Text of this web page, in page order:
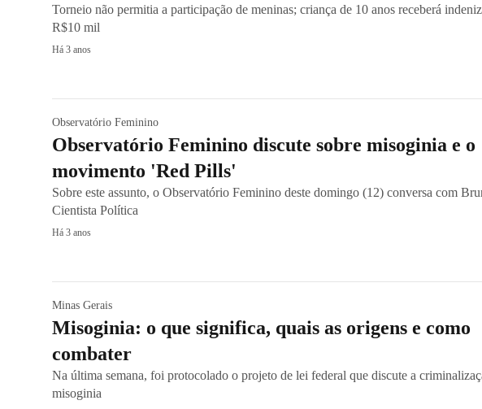
Torneio não permitia a participação de meninas; criança de 10 anos receberá
R$10 mil
Há 3 anos
Observatório Feminino
Observatório Feminino discute sobre misoginia e o
movimento 'Red Pills'
Sobre este assunto, o Observatório Feminino deste domingo (12) conversa com
Cientista Política
Há 3 anos
Minas Gerais
Misoginia: o que significa, quais as origens e como
combater
Na última semana, foi protocolado o projeto de lei federal que discute a
misoginia